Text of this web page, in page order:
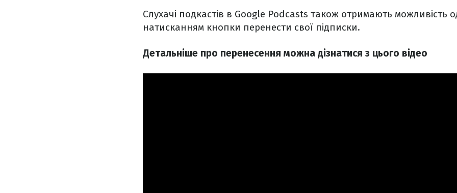
Слухачі подкастів в Google Podcasts також отримають можливість
натисканням кнопки перенести свої підписки.
Детальніше про перенесення можна дізнатися з цього відео